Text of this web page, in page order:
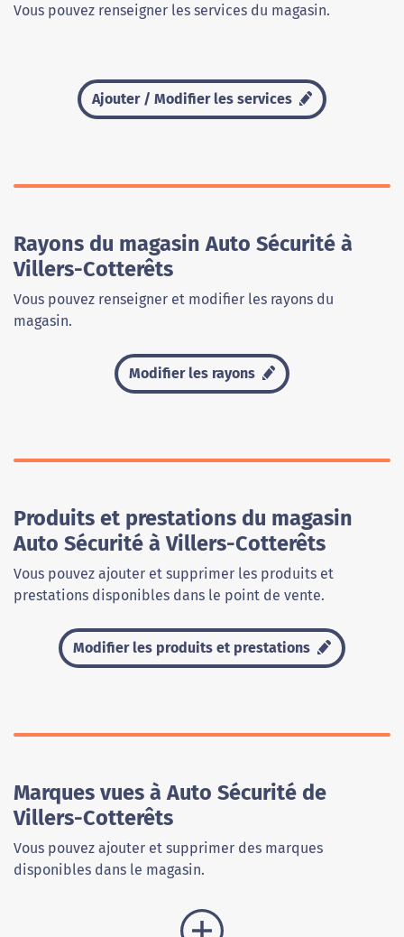
Vous pouvez renseigner les services du magasin.
Ajouter / Modifier les services
Rayons du magasin Auto Sécurité à
Villers-Cotterêts
Vous pouvez renseigner et modifier les rayons du
magasin.
Modifier les rayons
Produits et prestations du magasin
Auto Sécurité à Villers-Cotterêts
Vous pouvez ajouter et supprimer les produits et
prestations disponibles dans le point de vente.
Modifier les produits et prestations
Marques vues à Auto Sécurité de
Villers-Cotterêts
Vous pouvez ajouter et supprimer des marques
disponibles dans le magasin.